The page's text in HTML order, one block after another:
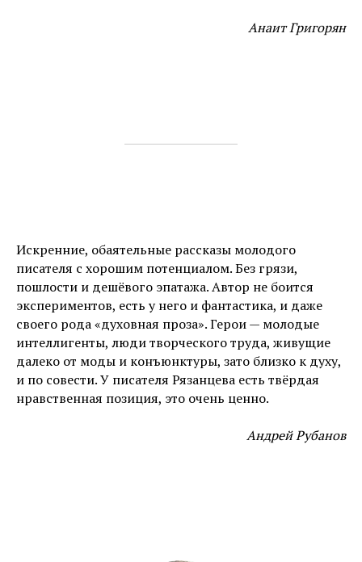
Анаит Григорян
Искренние, обаятельные рассказы молодого
писателя с хорошим потенциалом. Без грязи,
пошлости и дешёвого эпатажа. Автор не боится
экспериментов, есть у него и фантастика, и даже
своего рода «духовная проза». Герои — молодые
интеллигенты, люди творческого труда, живущие
далеко от моды и конъюнктуры, зато близко к духу,
и по совести. У писателя Рязанцева есть твёрдая
нравственная позиция, это очень ценно.
Андрей Рубанов